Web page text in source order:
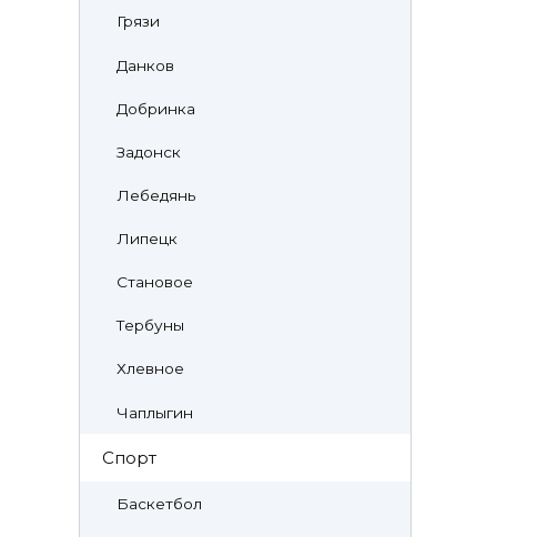
Грязи
Данков
Добринка
Задонск
Лебедянь
Липецк
Становое
Тербуны
Хлевное
Чаплыгин
Спорт
Баскетбол